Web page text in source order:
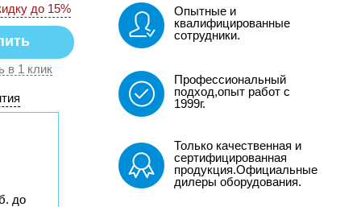
до 15%
в 1 клик
до
Опытные и
квалифицированные
сотрудники.
Профессиональный
подход,опыт работ с
1999г.
Только качественная и
сертифицированная
продукция.Официальные
дилеры оборудования.